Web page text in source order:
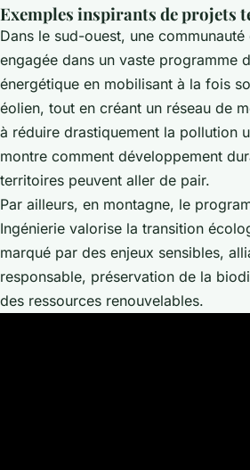
Exemples inspirants de projets
Dans le sud-ouest, une communauté
engagée dans un vaste programme
énergétique en mobilisant à la fois
éolien, tout en créant un réseau de
à réduire drastiquement la pollution
montre comment développement
territoires peuvent aller de pair.
Par ailleurs, en montagne, le
Ingénierie valorise la transition
marqué par des enjeux sensibles,
responsable, préservation de la
des ressources renouvelables.